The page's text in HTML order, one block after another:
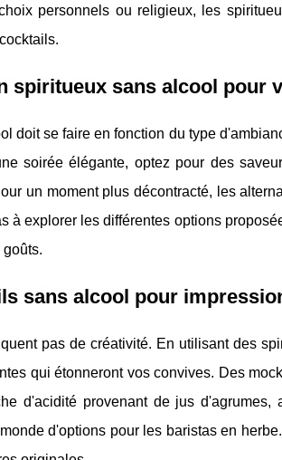
personnels ou religieux, les
spiritueux sans alcool pour
doit se faire en fonction du type
soirée élégante, optez pour des
un moment plus décontracté, les
à explorer les différentes options
sans alcool pour
pas de créativité. En utilisant des
qui étonneront vos convives. Des
d'acidité provenant de jus
d'options pour les baristas en